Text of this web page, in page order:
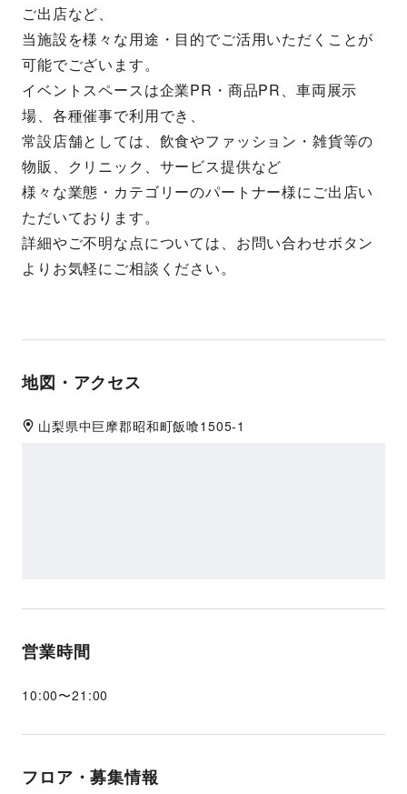
ご出店など、
当施設を様々な用途・目的でご活用いただくことが
可能でございます。
イベントスペースは企業PR・商品PR、車両展示
場、各種催事で利用でき、
常設店舗としては、飲食やファッション・雑貨等の
物販、クリニック、サービス提供など
様々な業態・カテゴリーのパートナー様にご出店い
ただいております。
詳細やご不明な点については、お問い合わせボタン
よりお気軽にご相談ください。
地図・アクセス
山梨県中巨摩郡昭和町飯喰1505-1
営業時間
10:00〜21:00
フロア・募集情報